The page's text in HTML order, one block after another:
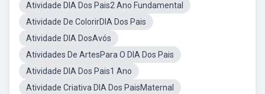
Atividade DIA Dos Pais2 Ano Fundamental
Atividade De ColorirDIA Dos Pais
Atividade DIA DosAvós
Atividades De ArtesPara O DIA Dos Pais
Atividade DIA Dos Pais1 Ano
Atividade Criativa DIA Dos PaisMaternal